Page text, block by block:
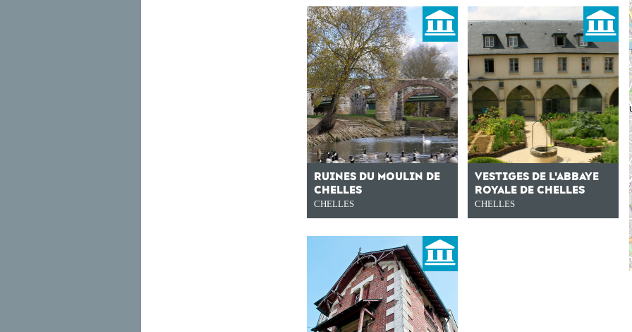
RUINES DU MOULIN DE
CHELLES
CHELLES
VESTIGES DE L'ABBAYE
ROYALE DE CHELLES
CHELLES